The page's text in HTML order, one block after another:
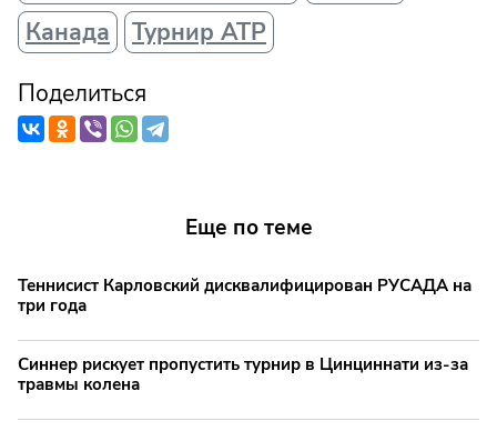
Канада
Турнир АТР
Поделиться
Еще по теме
Теннисист Карловский дисквалифицирован РУСАДА на
три года
Синнер рискует пропустить турнир в Цинциннати из-за
травмы колена